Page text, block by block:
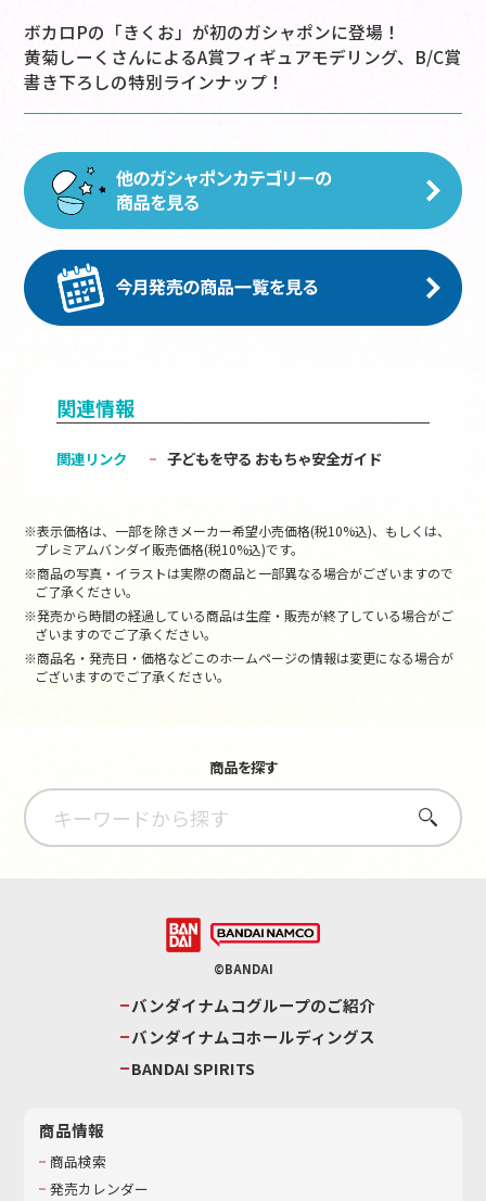
ボカロPの「きくお」が初のガシャポンに登場！
黄菊しーくさんによるA賞フィギュアモデリング、B/C賞
書き下ろしの特別ラインナップ！
関連情報
関連リンク 子どもを守る おもちゃ安全ガイド
※表示価格は、一部を除きメーカー希望小売価格(税10%込)、もしくは、
プレミアムバンダイ販売価格(税10%込)です。
※商品の写真・イラストは実際の商品と一部異なる場合がございますので
ご了承ください。
※発売から時間の経過している商品は生産・販売が終了している場合がご
ざいますのでご了承ください。
※商品名・発売日・価格などこのホームページの情報は変更になる場合が
ございますのでご了承ください。
商品を探す
さがす
©BANDAI
バンダイナムコグループのご紹介
バンダイナムコホールディングス
BANDAI SPIRITS
商品情報
商品検索
発売カレンダー